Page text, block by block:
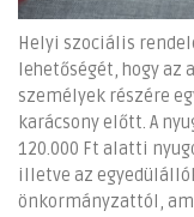
Helyi szociális
lehetőségét, hogy
személyek részére
karácsony előtt. A
120.000 Ft alatti
illetve az
önkormányzattól,